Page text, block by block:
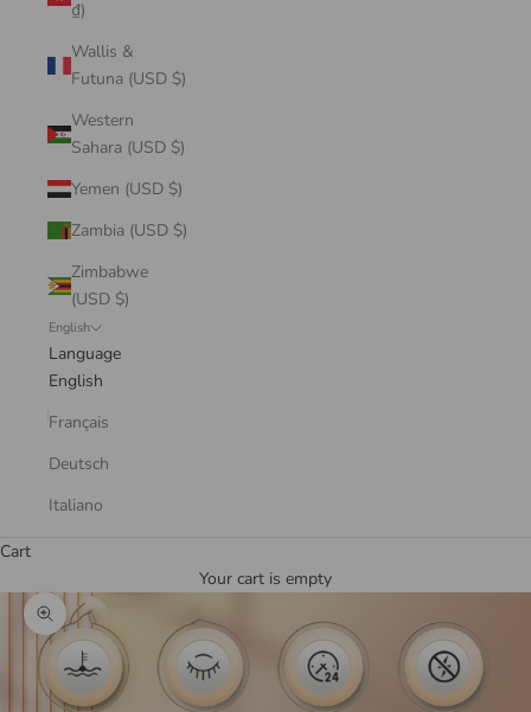
₫)
Wallis &
Futuna (USD $)
Western
Sahara (USD $)
Yemen (USD $)
Zambia (USD $)
Zimbabwe
(USD $)
English
Language
English
Français
Deutsch
Italiano
Cart
Your cart is empty
Zoom picture